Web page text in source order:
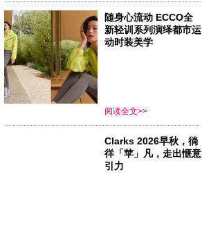
随身心流动 ECCO全
新轻训系列演绎都市运
动时装美学
阅读全文>>
Clarks 2026早秋，徜
徉「苹」凡，走出惬意
引力